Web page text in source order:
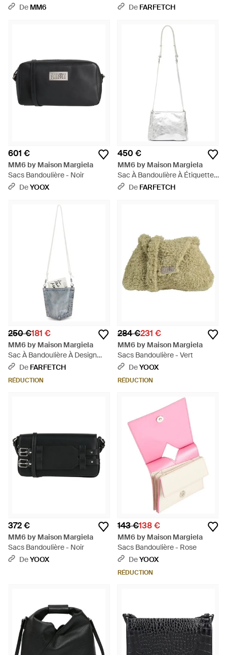
Bag - Noir
De MM6
Logo - Vert
De FARFETCH
601 €
MM6 by Maison Margiela
Sacs Bandoulière - Noir
DeYOOX
450 €
MM6 by Maison Margiela
Sac À Bandoulière À Étiquette
Logo - Blanc
De FARFETCH
250 €181 €
MM6 by Maison Margiela
Sac À Bandoulière À Design
Structuré - Blanc
De FARFETCH
RÉDUCTION
284 €231 €
MM6 by Maison Margiela
Sacs Bandoulière - Vert
DeYOOX
RÉDUCTION
372 €
MM6 by Maison Margiela
Sacs Bandoulière - Noir
DeYOOX
143 €138 €
MM6 by Maison Margiela
Sacs Bandoulière - Rose
DeYOOX
RÉDUCTION